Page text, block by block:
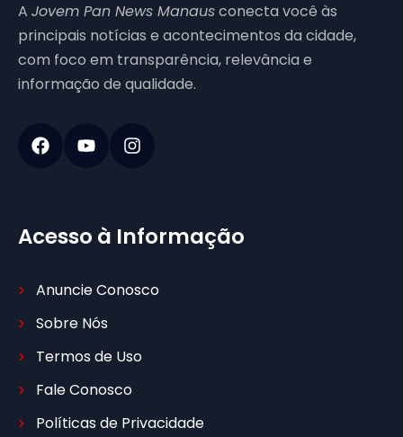
A Jovem Pan News Manausconecta você às
principais notícias e acontecimentos da cidade,
com foco em transparência, relevância e
informação de qualidade.
Acesso à Informação
Anuncie Conosco
Sobre Nós
Termos de Uso
Fale Conosco
Políticas de Privacidade